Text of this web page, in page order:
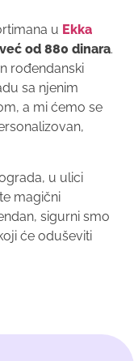
u Ekka
već od 880 dinara.
rođendanski
sa njenim
a mi ćemo se
u ulici
magični
sigurni smo
će oduševiti